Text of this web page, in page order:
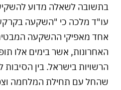
בתשובה לשאלה מדוע
עו"ד מלכה כי "השקעה
אחד מאפיקי ההשקעה
האחרונות, אשר בימים אלו
הרשויות בישראל. בין הסיבות
שהחל עם תחילת המלחמה